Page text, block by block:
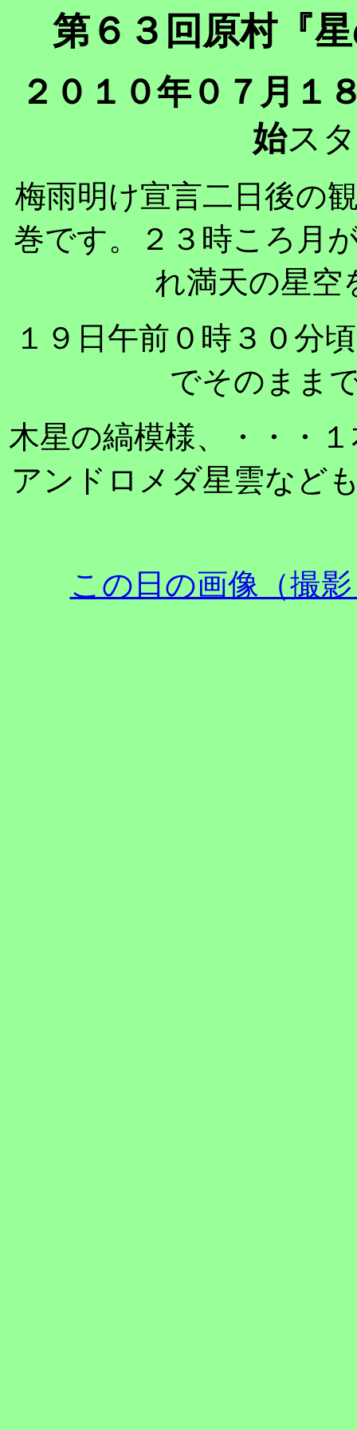
第６３回原村『
２０１０年０７月
始ス
梅雨明け宣言二日後の
巻です。２３時ころ月
れ満天の星空
１９日午前０時３０分
でそのまま
木星の縞模様、・・・
アンドロメダ星雲など
この日の画像（撮